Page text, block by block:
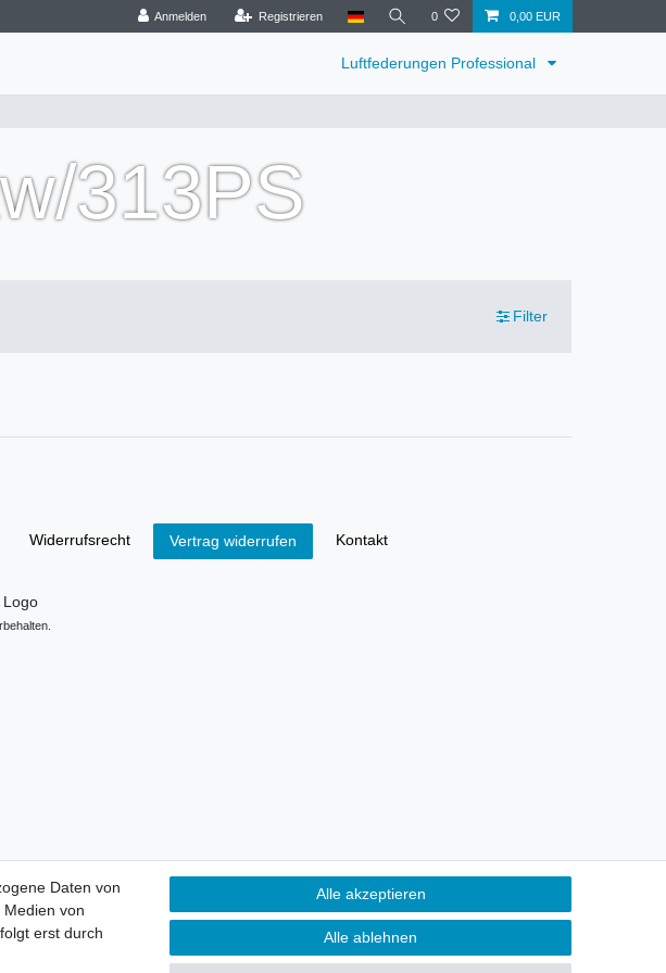
Anmelden Registrieren 0 0,00 EUR
Luftfederungen Professional
313PS
Filter
Widerrufs­recht Vertrag widerrufen Kontakt
Daten von
von
erst durch
Alle akzeptieren
Alle ablehnen